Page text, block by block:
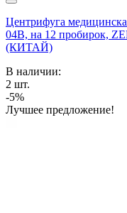
Центрифуга
04B, на 12 пробирок,
(КИТАЙ)
В наличии:
2 шт.
-5%
Лучшее предложение!